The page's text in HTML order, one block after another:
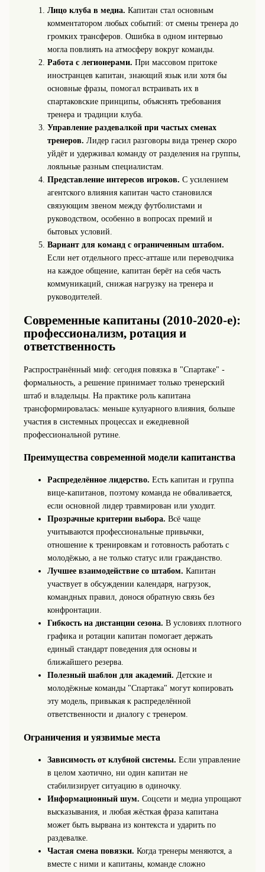
Лицо клуба в медиа. Капитан стал основным
комментатором любых событий: от смены тренера до
громких трансферов. Ошибка в одном интервью
могла повлиять на атмосферу вокруг команды.
Работа с легионерами. При массовом притоке
иностранцев капитан, знающий язык или хотя бы
основные фразы, помогал встраивать их в
спартаковские принципы, объяснять требования
тренера и традиции клуба.
Управление раздевалкой при частых сменах
тренеров. Лидер гасил разговоры вида тренер скоро
уйдёт и удерживал команду от разделения на группы,
лояльные разным специалистам.
Представление интересов игроков. С усилением
агентского влияния капитан часто становился
связующим звеном между футболистами и
руководством, особенно в вопросах премий и
бытовых условий.
Вариант для команд с ограниченным штабом.
Если нет отдельного пресс-атташе или переводчика
на каждое общение, капитан берёт на себя часть
коммуникаций, снижая нагрузку на тренера и
руководителей.
Современные капитаны (2010-2020‑е):
профессионализм, ротация и
ответственность
Распространённый миф: сегодня повязка в "Спартаке" -
формальность, а решение принимает только тренерский
штаб и владельцы. На практике роль капитана
трансформировалась: меньше кулуарного влияния, больше
участия в системных процессах и ежедневной
профессиональной рутине.
Преимущества современной модели капитанства
Распределённое лидерство. Есть капитан и группа
вице-капитанов, поэтому команда не обваливается,
если основной лидер травмирован или уходит.
Прозрачные критерии выбора. Всё чаще
учитываются профессиональные привычки,
отношение к тренировкам и готовность работать с
молодёжью, а не только статус или гражданство.
Лучшее взаимодействие со штабом. Капитан
участвует в обсуждении календаря, нагрузок,
командных правил, донося обратную связь без
конфронтации.
Гибкость на дистанции сезона. В условиях плотного
графика и ротации капитан помогает держать
единый стандарт поведения для основы и
ближайшего резерва.
Полезный шаблон для академий. Детские и
молодёжные команды "Спартака" могут копировать
эту модель, привыкая к распределённой
ответственности и диалогу с тренером.
Ограничения и уязвимые места
Зависимость от клубной системы. Если управление
в целом хаотично, ни один капитан не
стабилизирует ситуацию в одиночку.
Информационный шум. Соцсети и медиа упрощают
высказывания, и любая жёсткая фраза капитана
может быть вырвана из контекста и ударить по
раздевалке.
Частая смена повязки. Когда тренеры меняются, а
вместе с ними и капитаны, команде сложно